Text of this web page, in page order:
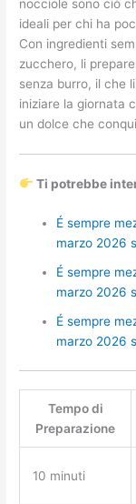
nocciole sono ciò
ideali per chi ha
Con ingredienti
zucchero, li
senza burro, il che
iniziare la giornata
un dolce che
Ti potrebbe
É sempre
marzo 2026
É sempre
marzo 2026
É sempre
marzo 2026
Tempo di
Preparazione
10 minuti